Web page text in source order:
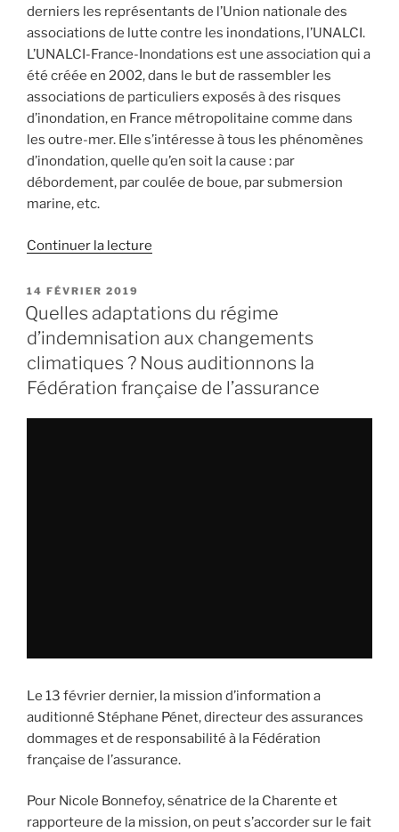
inondations :
une
modalité
d’anticipation
des
risques
climatiques ? »
derniers les représentants de l’Union nationale des
associations de lutte contre les inondations, l’UNALCI.
L’UNALCI-France-Inondations est une association qui a
été créée en 2002, dans le but de rassembler les
associations de particuliers exposés à des risques
d’inondation, en France métropolitaine comme dans
les outre-mer. Elle s’intéresse à tous les phénomènes
d’inondation, quelle qu’en soit la cause : par
débordement, par coulée de boue, par submersion
marine, etc.
Continuer la lecture
la
sinistrés. »
PUBLIÉ
LE
14 FÉVRIER 2019
Quelles adaptations du régime
d’indemnisation aux changements
climatiques ? Nous auditionnons la
Fédération française de l’assurance
Le 13 février dernier, la mission d’information a
auditionné Stéphane Pénet, directeur des assurances
dommages et de responsabilité à la Fédération
française de l’assurance.
Pour Nicole Bonnefoy, sénatrice de la Charente et
rapporteure de la mission, on peut s’accorder sur le fait